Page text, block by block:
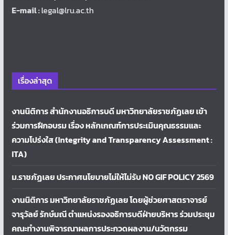
E-mail :legal@lru.ac.th
เรื่องล่าสุด
งานนิติการ สำนักงานอธิการบดี มหาวิทยาลัยราชภัฏเลย เข้า
ร่วมการฝึกอบรม เรื่อง หลักเกณฑ์การประเมินคุณธรรมและ
ความโปร่งใส (Integrity and Transparency Assessment :
ITA)
ม.ราชภัฏเลย ประกาศนโยบายไม่ให้ไม่รับ NO GIF POLICY 2569
งานนิติการ มหาวิทยาลัยราชภัฏเลย โดยผู้ช่วยศาสตราจารย์
จารุวัลย์ รักษ์มณี ตำแหน่งรองอธิการบดีฝ่ายบริหาร ร่วมประชุม
คณะทำงานพิจารณาผลการประกวดผลงาน/นวัตกรรม